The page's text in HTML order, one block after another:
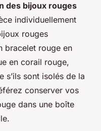
des bijoux rouges
individuellement
rouges
bracelet rouge en
en corail rouge,
s’ils sont isolés de la
conserver vos
dans une boîte